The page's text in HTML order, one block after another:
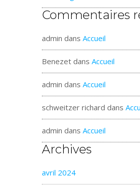
Commentaires
admin dans Accueil
Benezet dans Accueil
admin dans Accueil
schweitzer richard dans
admin dans Accueil
Archives
avril 2024